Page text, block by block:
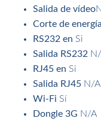
Salida de vídeo
Corte de energía
RS232 en Si
Salida RS232
RJ45 en Si
Salida RJ45 N/A
Wi-Fi Sí
Dongle 3G N/A